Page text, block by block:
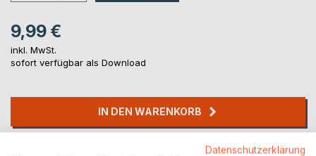
9,99 €
inkl. MwSt.
sofort verfügbar als Download
IN DEN WARENKORB
Datenschutzerklärung